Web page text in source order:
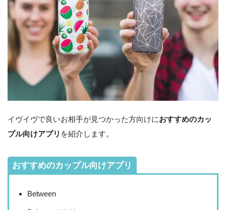
イヴイヴで良いお相手が見つかった方向けにおすすめのカッ
プル向けアプリ を紹介します。
おすすめのカップル向けアプリ
Between